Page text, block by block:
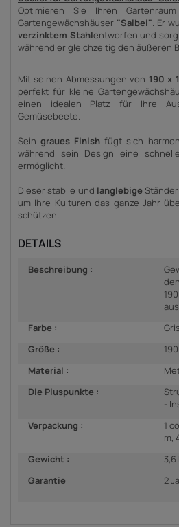
Optimieren Sie Ihren
Gartengewächshäuser "Salbei". Er
verzinktem Stahlentworfen und
während er gleichzeitig den äußeren
Mit seinen Abmessungen von 190 x
perfekt für kleine
einen idealen Platz für Ihre
Gemüsebeete.
Seingraues Finish fügt sich
während sein Design eine
ermöglicht.
Dieser stabile und langlebige
um Ihre Kulturen das ganze Jahr
schützen.
DETAILS
Beschreibung :
Farbe :
Gris
Größe :
Material :
Die Pluspunkte :
-
Verpackung :
1
m,
Gewicht :
3,6
Garantie
2